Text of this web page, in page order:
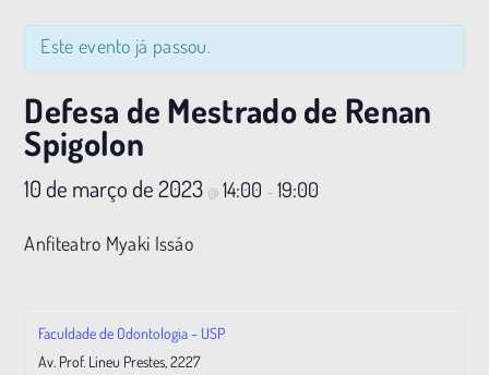
Este evento já passou.
Defesa de Mestrado de Renan
Spigolon
10 de março de 2023 @14:00 –19:00
Anfiteatro Myaki Issáo
Faculdade de Odontologia – USP
Av. Prof. Lineu Prestes, 2227